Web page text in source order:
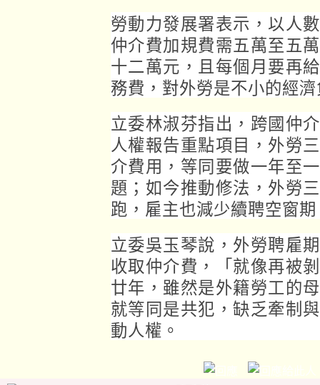
勞動力發展署表示，以人
仲介費加規費需五萬至五
十二萬元，且每個月要再
務費，對外勞是不小的經
立委林淑芬指出，跨國仲
人權報告重點項目，外勞
介費用，等同要做一年至
題；如今推動修法，外勞
跑，雇主也減少續聘空窗
立委吳玉琴說，外勞聘雇
收取仲介費，「就像再被
廿年，雖然是外籍勞工的
就等同是共犯，缺乏牽制
動人權。